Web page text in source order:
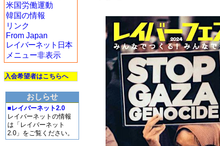
米国労働運動
韓国の情報
リンク
From Japan
レイバーネット日本
メニュー非表示
入会希望者はこちらへ
おしらせ
■レイバーネット2.0
レイバーネットの情報
は「レイバーネット
2.0」をご覧ください。